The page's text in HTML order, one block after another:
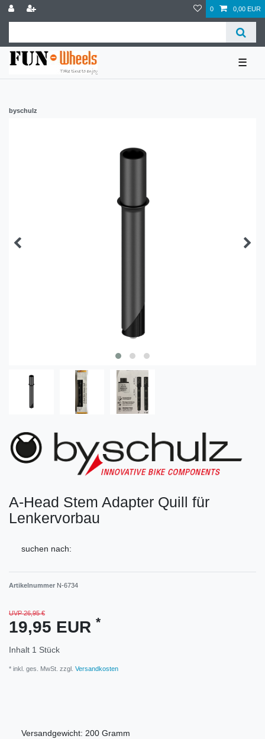
0 0,00 EUR
☰
byschulz
A-Head Stem Adapter Quill für
Lenkervorbau
suchen nach:
Artikelnummer N-6734
UVP 26,95 €
19,95 EUR *
Inhalt 1 Stück
* inkl. ges. MwSt. zzgl. Versandkosten
Versandgewicht: 200 Gramm